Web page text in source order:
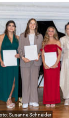
Susanne Schneider